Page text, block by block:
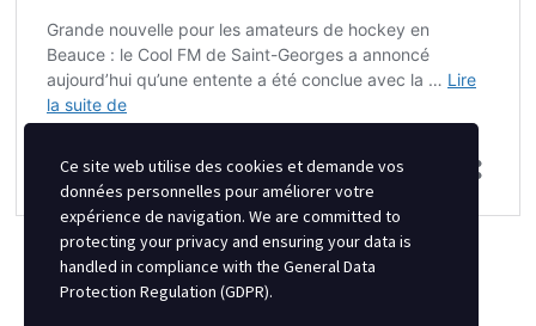
Ce site web utilise des cookies et demande vos
données personnelles pour améliorer votre
expérience de navigation. We are committed to
protecting your privacy and ensuring your data is
handled in compliance with the General Data
Protection Regulation (GDPR).